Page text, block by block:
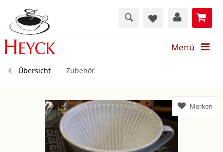
Menü
Übersicht Zubehör
Merken